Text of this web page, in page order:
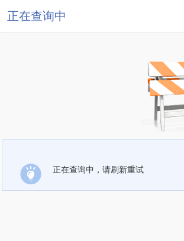
正在查询中
正在查询中，请刷新重试